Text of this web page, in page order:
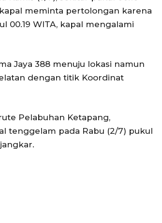
meminta pertolongan karena
00.19 WITA, kapal mengalami
Jaya 388 menuju lokasi namun
dengan titik Koordinat
Pelabuhan Ketapang,
tenggelam pada Rabu (2/7) pukul